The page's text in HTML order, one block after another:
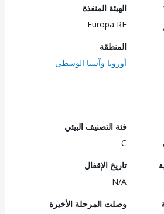
الهيئة المنفذة
Europa RE
أوروبا وآسيا الوسطى
فئة التصنيف البيئي
تاريخ الإقفال
وصلت المرحلة الأخيرة